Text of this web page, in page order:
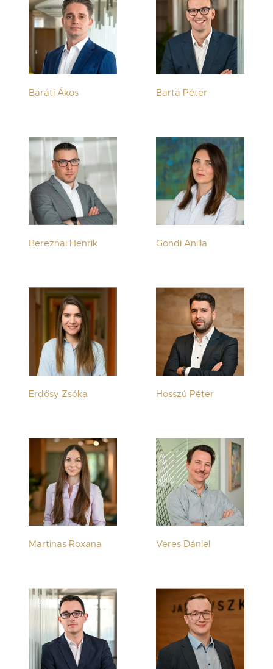
Baráti Ákos Barta Péter
Bereznai Henrik Gondi Anilla
Erdősy Zsóka Hosszú Péter
Martinas Roxana Veres Dániel